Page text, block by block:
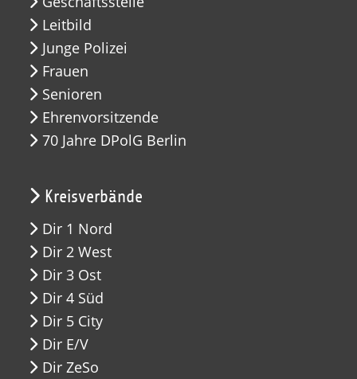
Leitbild
Junge Polizei
Frauen
Senioren
Ehrenvorsitzende
70 Jahre DPolG Berlin
Kreisverbände
Dir 1 Nord
Dir 2 West
Dir 3 Ost
Dir 4 Süd
Dir 5 City
Dir E/V
Dir ZeSo